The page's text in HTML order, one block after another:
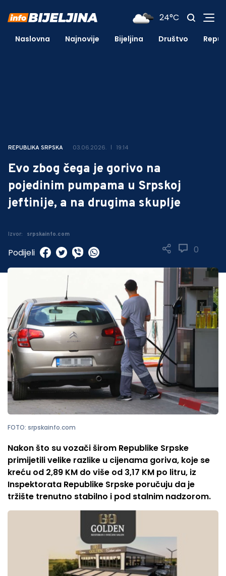
24°C
Naslovna Najnovije Bijeljina Društvo
REPUBLIKA SRPSKA 03.06.2026. 19:14
Evo zbog čega je gorivo na
pojedinim pumpama u Srpskoj
jeftinije, a na drugima skuplje
Izvor: srpskainfo.com
0
Podijeli
FOTO: srpskainfo.com
Nakon što su vozači širom Republike Srpske
primijetili velike razlike u cijenama goriva, koje se
kreću od 2,89 KM do više od 3,17 KM po litru, iz
Inspektorata Republike Srpske poručuju da je
tržište trenutno stabilno i pod stalnim nadzorom.